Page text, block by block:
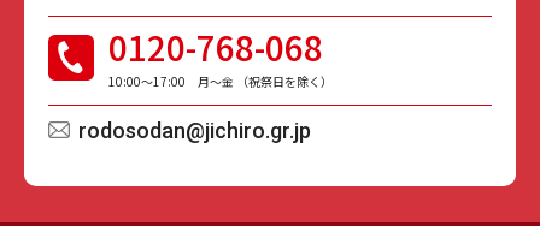
0120-768-068
10:00〜17:00 月〜金 （祝祭日を除く）
rodosodan@jichiro.gr.jp